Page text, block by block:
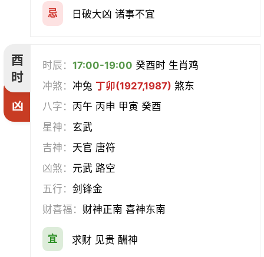
忌 日破大凶 诸事不宜
酉
时
凶
时辰：17:00-19:00 癸酉时 生肖鸡
冲煞：冲兔 丁卯(1927,1987) 煞东
八字： 丙午 丙申 甲寅 癸酉
星神： 玄武
吉神： 天官 唐符
凶煞： 元武 路空
五行：剑锋金
财喜福： 财神正南 喜神东南
宜 求财 见贵 酬神